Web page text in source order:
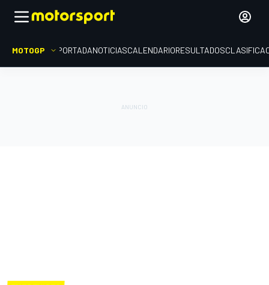
MOTOGP PORTADANOTICIASCALENDARIORESULTADOS